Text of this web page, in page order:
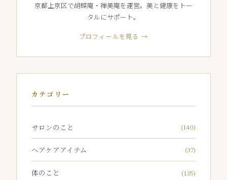
京都上京区で胡蝶庵・禅美庵を運営。美と健康をトー
タルにサポート。
プロフィールを見る →
カテゴリー
サロンのこと (140)
ヘアケアアイテム (37)
体のこと (135)